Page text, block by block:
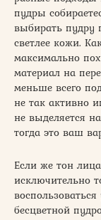
пудры
выбирать пудру
светлее кожи.
максимально
материал на
меньше всего
не так активно
не выделяется
тогда это ваш
Если же тон
исключительно
бесцветной